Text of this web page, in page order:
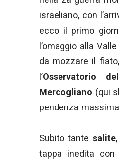
israeliano, con
ecco il primo
l’omaggio alla
da mozzare il
l’Osservatorio
Mercogliano (qui
pendenza massima
Subito tante salite
tappa inedita con